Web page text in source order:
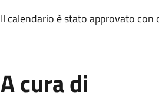
Il calendario è stato approvato
A cura di